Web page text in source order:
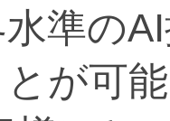
準の
が可